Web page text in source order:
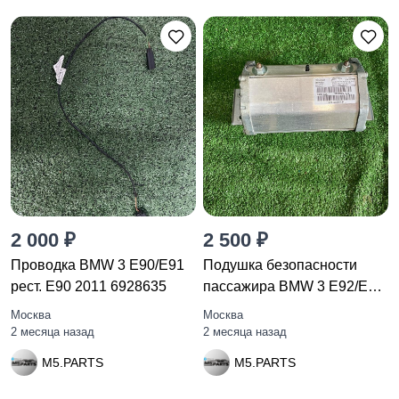
2 000 ₽
Проводка BMW 3 E90/E91
рест. E90 2011 6928635
Москва
2 месяца назад
M5.PARTS
2 500 ₽
Подушка безопасности
пассажира BMW 3 E92/E93
E92
Москва
2 месяца назад
M5.PARTS